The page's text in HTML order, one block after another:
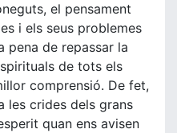
el pensament
i els seus problemes
pena de repassar la
de tots els
comprensió. De fet,
les crides dels grans
quan ens avisen